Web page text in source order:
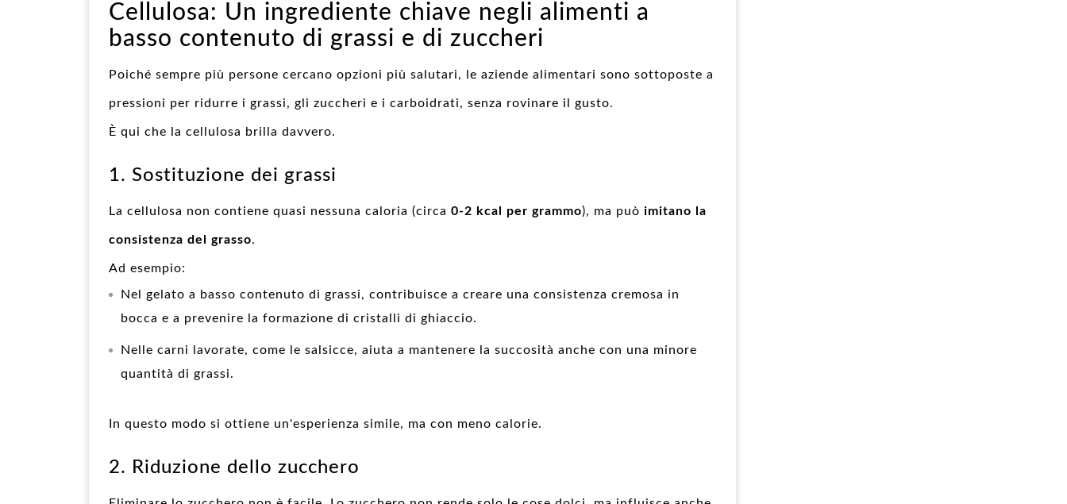
Cellulosa: Un ingrediente chiave negli alimenti a
basso contenuto di grassi e di zuccheri
Poiché sempre più persone cercano opzioni più salutari, le aziende alimentari sono sottoposte a
pressioni per ridurre i grassi, gli zuccheri e i carboidrati, senza rovinare il gusto.
È qui che la cellulosa brilla davvero.
1. Sostituzione dei grassi
La cellulosa non contiene quasi nessuna caloria (circa 0-2 kcal per grammo), ma può imitano la
consistenza del grasso.
Ad esempio:
Nel gelato a basso contenuto di grassi, contribuisce a creare una consistenza cremosa in
bocca e a prevenire la formazione di cristalli di ghiaccio.
Nelle carni lavorate, come le salsicce, aiuta a mantenere la succosità anche con una minore
quantità di grassi.
In questo modo si ottiene un'esperienza simile, ma con meno calorie.
2. Riduzione dello zucchero